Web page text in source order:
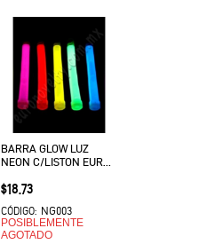
BARRA GLOW LUZ
NEON C/LISTON EURO
Precio
$18.73
CÓDIGO: NG003
POSIBLEMENTE
AGOTADO